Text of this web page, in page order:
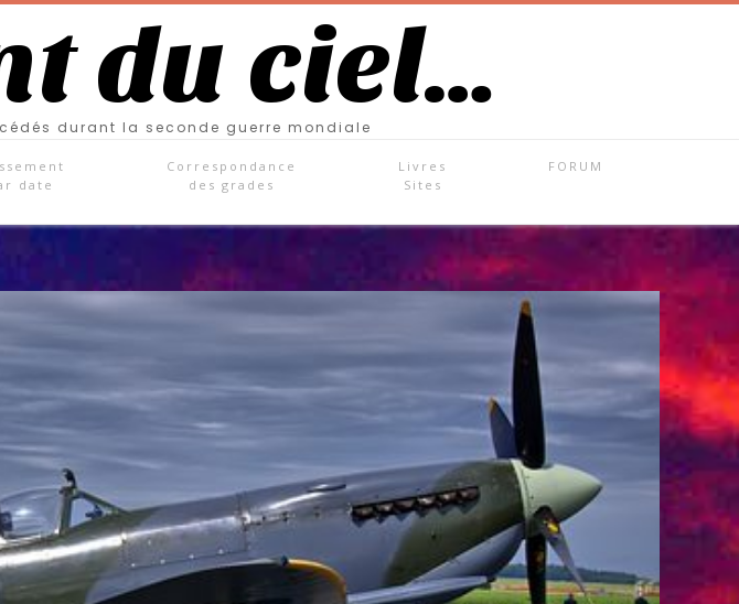
du ciel…
durant la seconde guerre mondiale
date
Correspondance
des grades
Livres
Sites
FORUM